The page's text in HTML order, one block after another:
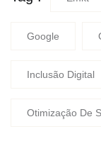
Google
Inclusão Digital
Otimização De